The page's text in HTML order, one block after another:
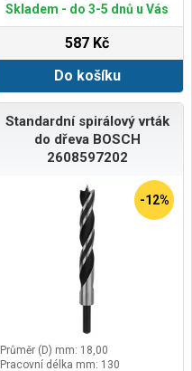
Skladem - do 3-5 dnů u Vás
587 Kč
Do košíku
Standardní spirálový vrták
do dřeva BOSCH
2608597202
-12%
Průměr (D) mm: 18,00
Pracovní délka mm: 130